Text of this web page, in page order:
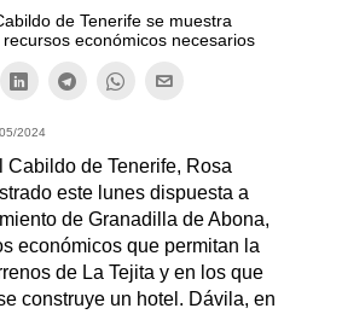
de Tenerife se muestra
económicos necesarios
2024
Cabildo de Tenerife, Rosa
este lunes dispuesta a
de Granadilla de Abona,
económicos que permitan la
de La Tejita y en los que
construye un hotel. Dávila, en